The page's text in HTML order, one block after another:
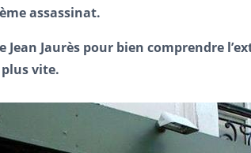
assassinat.
Jean Jaurès pour bien comprendre
vite.